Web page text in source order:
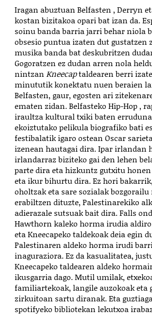
Iragan abuztuan Belfasten , Derryn
kostan bizitakoa opari bat izan da.
soinu banda barria jarri behar niola
obsesio puntua izaten dut gustatzen
musika banda bat deskubritzen
Gogoratzen ez dudan arren nola
nintzan Kneecaptaldearen berri
minututik konektatu nuen beraien
Belfasten, gaur, egosten ari
ematen zidan. Belfasteko Hip-Hop ,
iraultza kultural txiki baten erruduna
ekoiztutako pelikula biografiko bati
festibalatik igaro ostean Oscar
izenean hautagai dira. Ipar irlandan
irlandarraz biziteko gai den lehen
parte dira eta hizkuntz gutxitu
eta ikur bihurtu dira. Ez hori
oholtzak eta sare sozialak
erabiltzen dituzte, Palestinarekiko
adierazale sutsuak bait dira. Falls
Hawthorn kaleko horma irudia
eta Kneecapeko taldekoak deia egin
Palestinaren aldeko horma irudi
inaguraziora. Ez da kasualitatea,
Kneecapeko taldearen aldeko
ikusgarria dago. Mutil umilak,
familiartekoak, langile auzokoak eta
zirkuitoan sartu diranak. Eta
spotifyeko bibliotekan lekutxoa